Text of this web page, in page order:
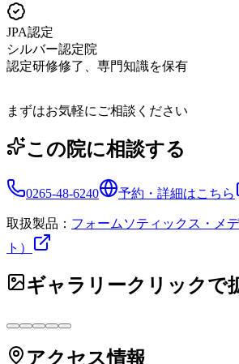
JPA認定
シルバー認定院
認定研修修了、専門知識を保有
まずはお気軽にご相談ください
この院に相談する
0265-48-6240 予約・詳細はこちら
取扱製品： フォームソティックス・メ
ト）
ギャラリークリックで
アクセス情報